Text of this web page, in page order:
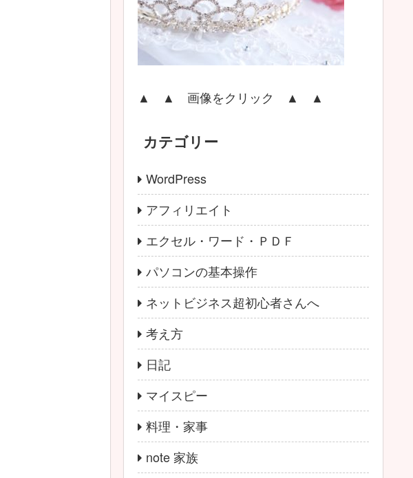
▲ ▲ 画像をクリック ▲ ▲
カテゴリー
WordPress
アフィリエイト
エクセル・ワード・ＰＤＦ
パソコンの基本操作
ネットビジネス超初心者さんへ
考え方
日記
マイスピー
料理・家事
note 家族